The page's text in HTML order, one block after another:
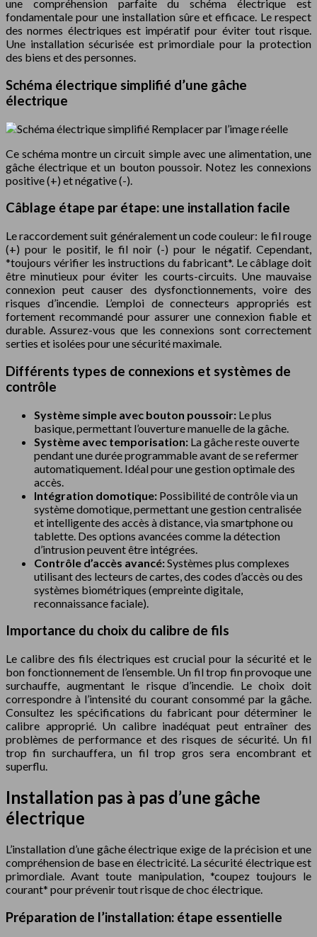
une compréhension parfaite du schéma électrique est
fondamentale pour une installation sûre et efficace. Le respect
des normes électriques est impératif pour éviter tout risque.
Une installation sécurisée est primordiale pour la protection
des biens et des personnes.
Schéma électrique simplifié d’une gâche
électrique
Remplacer par l’image réelle
Ce schéma montre un circuit simple avec une alimentation, une
gâche électrique et un bouton poussoir. Notez les connexions
positive (+) et négative (-).
Câblage étape par étape: une installation facile
Le raccordement suit généralement un code couleur: le fil rouge
(+) pour le positif, le fil noir (-) pour le négatif. Cependant,
*toujours vérifier les instructions du fabricant*. Le câblage doit
être minutieux pour éviter les courts-circuits. Une mauvaise
connexion peut causer des dysfonctionnements, voire des
risques d’incendie. L’emploi de connecteurs appropriés est
fortement recommandé pour assurer une connexion fiable et
durable. Assurez-vous que les connexions sont correctement
serties et isolées pour une sécurité maximale.
Différents types de connexions et systèmes de
contrôle
Système simple avec bouton poussoir: Le plus
basique, permettant l’ouverture manuelle de la gâche.
Système avec temporisation: La gâche reste ouverte
pendant une durée programmable avant de se refermer
automatiquement. Idéal pour une gestion optimale des
accès.
Intégration domotique: Possibilité de contrôle via un
système domotique, permettant une gestion centralisée
et intelligente des accès à distance, via smartphone ou
tablette. Des options avancées comme la détection
d’intrusion peuvent être intégrées.
Contrôle d’accès avancé:Systèmes plus complexes
utilisant des lecteurs de cartes, des codes d’accès ou des
systèmes biométriques (empreinte digitale,
reconnaissance faciale).
Importance du choix du calibre de fils
Le calibre des fils électriques est crucial pour la sécurité et le
bon fonctionnement de l’ensemble. Un fil trop fin provoque une
surchauffe, augmentant le risque d’incendie. Le choix doit
correspondre à l’intensité du courant consommé par la gâche.
Consultez les spécifications du fabricant pour déterminer le
calibre approprié. Un calibre inadéquat peut entraîner des
problèmes de performance et des risques de sécurité. Un fil
trop fin surchauffera, un fil trop gros sera encombrant et
superflu.
Installation pas à pas d’une gâche
électrique
L’installation d’une gâche électrique exige de la précision et une
compréhension de base en électricité. La sécurité électrique est
primordiale. Avant toute manipulation, *coupez toujours le
courant* pour prévenir tout risque de choc électrique.
Préparation de l’installation: étape essentielle